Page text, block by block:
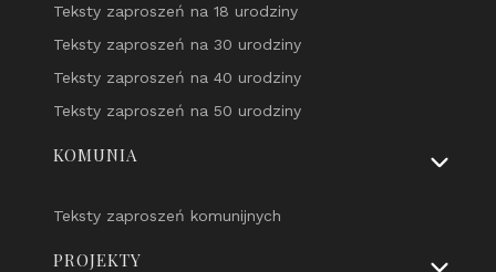
Teksty zaproszeń na 18 urodziny
Teksty zaproszeń na 30 urodziny
Teksty zaproszeń na 40 urodziny
Teksty zaproszeń na 50 urodziny
KOMUNIA
Teksty zaproszeń komunijnych
PROJEKTY